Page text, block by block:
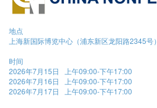
地点
上海新国际博览中心（浦东新区龙阳路2345号）
时间
2026年7月15日 上午09:00-下午17:00
2026年7月16日 上午09:00-下午17:00
2026年7月17日 上午09:00-下午17:00